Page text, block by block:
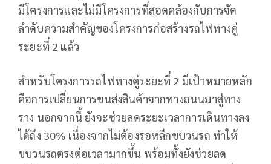
มีโครงการและไม่มีโครงการที่สอดคล้องกับการจัด
ลำดับความสำคัญของโครงการก่อสร้างรถไฟทางคู่
ระยะที่ 2 แล้ว
สำหรับโครงการรถไฟทางคู่ระยะที่ 2 มีเป้าหมายหลัก
คือการเปลี่ยนการขนส่งสินค้าจากทางถนนมาสู่ทาง
ราง นอกจากนี้ ยังจะช่วยลดระยะเวลาการเดินทางลง
ได้ถึง 30% เนื่องจากไม่ต้องรอหลีกขบวนรถ ทำให้
ขบวนรถตรงต่อเวลามากขึ้น พร้อมทั้งยังช่วยลด